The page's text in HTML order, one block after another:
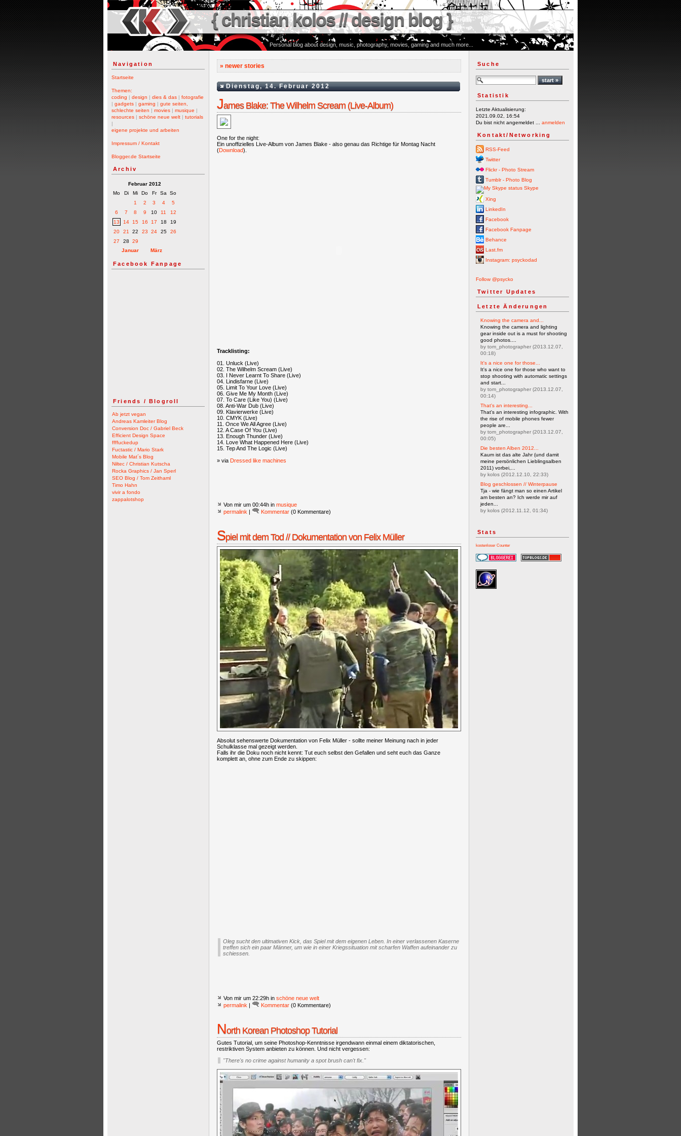
{ christian kolos // design blog }
Personal blog about design, music, photography, movies, gaming and much more...
Navigation
Startseite
Themen:
coding | design | dies & das | fotografie
| gadgets | gaming | gute seiten,
schlechte seiten | movies | musique |
resources | schöne neue welt | tutorials
|
eigene projekte und arbeiten
Impressum / Kontakt
Blogger.de Startseite
Archiv
Februar 2012
Mo
Di Mi Do Fr Sa
So
1
2 3 4
5
6
7 8 9 10 11
12
13
14 15 16 17 18
19
20
21 22 23 24 25
26
27
28
29
Januar
März
Facebook Fanpage
Friends / Blogroll
Ab jetzt vegan
Andreas Kamleiter Blog
Conversion Doc / Gabriel Beck
Efficient Design Space
ffffuckedup
Fuctastic / Mario Stark
Mobile Mat´s Blog
Niltec / Christian Kutscha
Rocka Graphics / Jan Sperl
SEO Blog / Tom Zeithaml
Timo Hahn
vivir a fondo
zappalotshop
» newer stories
Dienstag, 14. Februar 2012
James Blake: The Wilhelm Scream (Live-Album)
One for the night:
Ein unoffizielles Live-Album von James Blake - also genau das Richtige für Montag Nacht
(Download).
Tracklisting:
01. Unluck (Live)
02. The Wilhelm Scream (Live)
03. I Never Learnt To Share (Live)
04. Lindisfarne (Live)
05. Limit To Your Love (Live)
06. Give Me My Month (Live)
07. To Care (Like You) (Live)
08. Anti-War Dub (Live)
09. Klavierwerke (Live)
10. CMYK (Live)
11. Once We All Agree (Live)
12. A Case Of You (Live)
13. Enough Thunder (Live)
14. Love What Happened Here (Live)
15. Tep And The Logic (Live)
» via Dressed like machines
Von mir um 00:44h in musique
permalink | Kommentar (0 Kommentare)
Spiel mit dem Tod // Dokumentation von Felix Müller
Absolut sehenswerte Dokumentation von Felix Müller - sollte meiner Meinung nach in jeder
Schulklasse mal gezeigt werden.
Falls ihr die Doku noch nicht kennt: Tut euch selbst den Gefallen und seht euch das Ganze
komplett an, ohne zum Ende zu skippen:
Oleg sucht den ultimativen Kick, das Spiel mit dem eigenen Leben. In einer verlassenen Kaserne
treffen sich ein paar Männer, um wie in einer Kriegssituation mit scharfen Waffen aufeinander zu
schiessen.
Von mir um 22:29h in schöne neue welt
permalink | Kommentar (0 Kommentare)
North Korean Photoshop Tutorial
Gutes Tutorial, um seine Photoshop-Kenntnisse irgendwann einmal einem diktatorischen,
restriktiven System anbieten zu können. Und nicht vergessen:
"There's no crime against humanity a spot brush can't fix."
Suche
Statistik
Letzte Aktualisierung:
2021.09.02, 16:54
Du bist nicht angemeldet ... anmelden
Kontakt/Networking
RSS-Feed
Twitter
Flickr - Photo Stream
Tumblr - Photo Blog
Skype
Xing
LinkedIn
Facebook
Facebook Fanpage
Behance
Last.fm
Instagram: psyckodad
Follow @psycko
Twitter Updates
Letzte Änderungen
Knowing the camera and...
Knowing the camera and lighting
gear inside out is a must for shooting
good photos....
by tom_photographer (2013.12.07,
00:18)
It's a nice one for those...
It's a nice one for those who want to
stop shooting with automatic settings
and start...
by tom_photographer (2013.12.07,
00:14)
That's an interesting...
That's an interesting infographic. With
the rise of mobile phones fewer
people are...
by tom_photographer (2013.12.07,
00:05)
Die besten Alben 2012...
Kaum ist das alte Jahr (und damit
meine persönlichen Lieblingsalben
2011) vorbei,...
by kolos (2012.12.10, 22:33)
Blog geschlossen // Winterpause
Tja - wie fängt man so einen Artikel
am besten an? Ich werde mir auf
jeden...
by kolos (2012.11.12, 01:34)
Stats
kostenloser Counter